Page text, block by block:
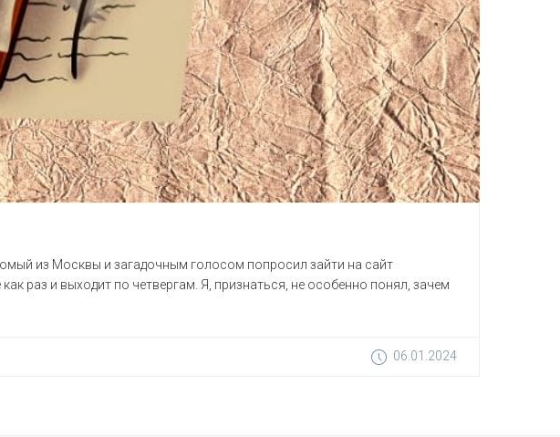
из Москвы и загадочным голосом попросил зайти на сайт
раз и выходит по четвергам. Я, признаться, не особенно понял, зачем
06.01.2024